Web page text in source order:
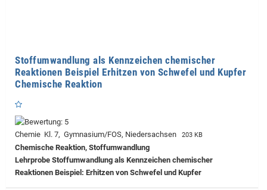
Stoffumwandlung als Kennzeichen chemischer
Reaktionen Beispiel Erhitzen von Schwefel und Kupfer
Chemische Reaktion
Chemie Kl. 7, Gymnasium/FOS, Niedersachsen 203 KB
Chemische Reaktion, Stoffumwandlung
Lehrprobe Stoffumwandlung als Kennzeichen chemischer
Reaktionen Beispiel: Erhitzen von Schwefel und Kupfer